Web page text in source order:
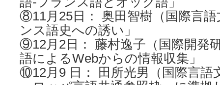
⑧11月25日： 奥田智樹（国際言
ンス語史への誘い」
⑨12月2日： 藤村逸子（国際開発
語によるWebからの情報収集」
⑩12月9 日： 田所光男（国際言語